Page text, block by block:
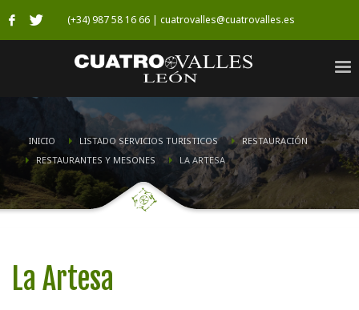
(+34) 987 58 16 66 | cuatrovalles@cuatrovalles.es
INICIO LISTADO SERVICIOS TURISTICOS
RESTAURACIÓN
RESTAURANTES Y MESONES
LA ARTESA
La Artesa